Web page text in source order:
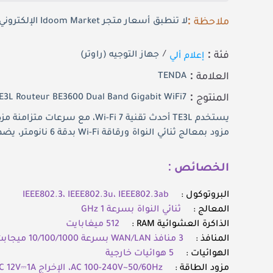
ملاحظة :لا تنطبق أسعار متجر Idoom Market الإلكتروني على العملاء المستفيدين من الاتفاقيات التقليدية
فئة : إعلام ألي / جهاز التوجيه (راوتر)
العلامة : TENDA
المنتوج : Routeur BE3600 Dual Band Gigabit WiFi7
مزود بمعالج ثنائي النواة ورقاقة Wi-Fi بدقة 6 نانومتر، يضمن هذا الموجه تجربة شبكة مستقرة وسلسة.
الخصائص :
البروتوكول :
IEEE802.3، IEEE802.3u، IEEE802.3ab
المعالج :
ثنائي النواة بسرعة 1 GHz
الذاكرة العشوائية RAM :
512 ميغابايت
المنافذ :
3 منافذ WAN/LAN بسرعة 10/100/1000 ميجابت في الثانية
الهوائيات :
5 هوائيات خارجية
مزود الطاقة :
AC 100-240V~50/60Hz، الإخراج DC 12V⎓1A